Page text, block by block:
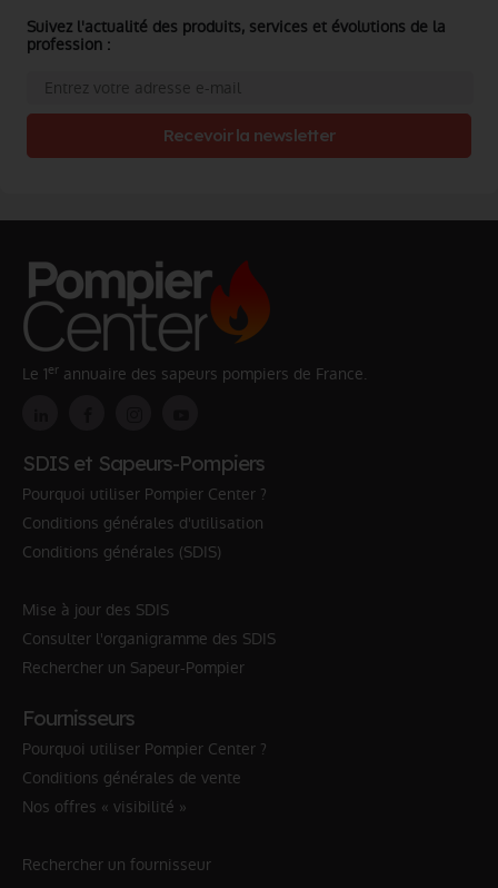
Suivez l'actualité des produits, services et évolutions de la
profession :
Recevoir la newsletter
Le 1er annuaire des sapeurs pompiers de France.
SDIS et Sapeurs-Pompiers
Pourquoi utiliser Pompier Center ?
Conditions générales d'utilisation
Conditions générales (SDIS)
Mise à jour des SDIS
Consulter l'organigramme des SDIS
Rechercher un Sapeur-Pompier
Fournisseurs
Pourquoi utiliser Pompier Center ?
Conditions générales de vente
Nos offres « visibilité »
Rechercher un fournisseur